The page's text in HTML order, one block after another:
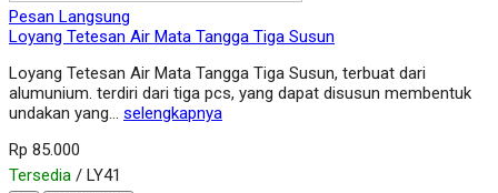
Pesan Langsung
Loyang Tetesan Air Mata Tangga Tiga Susun
Loyang Tetesan Air Mata Tangga Tiga Susun, terbuat dari
alumunium. terdiri dari tiga pcs, yang dapat disusun membentuk
undakan yang… selengkapnya
Rp 85.000
Tersedia / LY41